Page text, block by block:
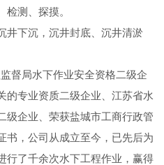
测、探摸。
井下沉，沉井封底、沉井清淤
督局水下作业安全资格二级企
的专业资质二级企业、江苏省水
级企业、荣获盐城市工商行政管
书，公司从成立至今，已先后为
行了千余次水下工程作业，赢得